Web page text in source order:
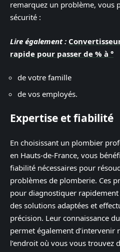
remarquez un problème, vous
sécurité :
Lire également :
rapide pour passer de % à °
de votre famille
de vos employés.
Expertise et fiabilité
En choisissant un plombier
en Hauts-de-France, vous
fiabilité nécessaires pour
problèmes de plomberie. Ces
pour diagnostiquer
des solutions adaptées et
précision. Leur connaissance
permet également d’intervenir
l’endroit où vous vous trouvez